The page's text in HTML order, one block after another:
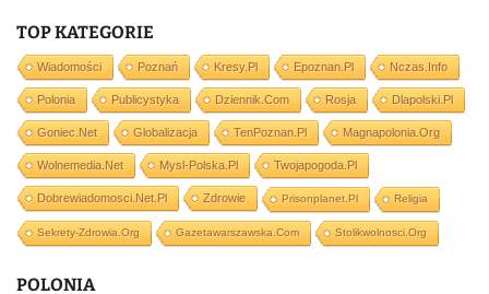
TOP KATEGORIE
Wiadomości Poznań Kresy.pl Epoznan.pl Nczas.info
Polonia Publicystyka Dziennik.com Rosja Dlapolski.pl
Goniec.net Globalizacja TenPoznan.pl Magnapolonia.org
Wolnemedia.net Mysl-Polska.pl Twojapogoda.pl
Dobrewiadomosci.net.pl Zdrowie Prisonplanet.pl Religia
Sekrety-Zdrowia.org Gazetawarszawska.com Stolikwolnosci.org
POLONIA